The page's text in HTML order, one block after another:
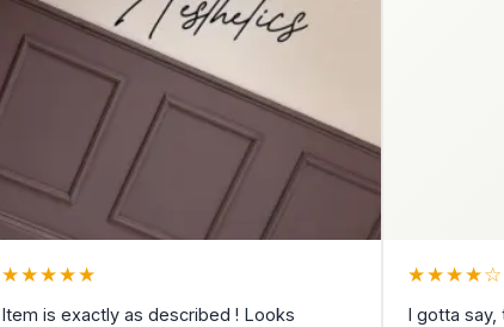
★★★★★
Item is exactly as described ! Looks
★★★★☆
I gotta say,